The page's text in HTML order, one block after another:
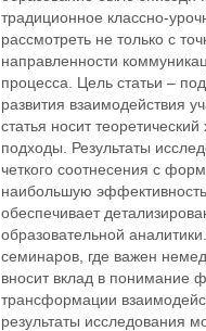
традиционное классно-
рассмотреть не только с
направленности
процесса. Цель статьи –
развития взаимодействия
статья носит
подходы. Результаты
четкого соотнесения с
наибольшую
обеспечивает
образовательной
семинаров, где важен
вносит вклад в понимание
трансформации
результаты исследования